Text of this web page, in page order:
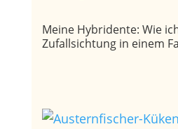
Meine Hybridente: Wie
Zufallsichtung in einem